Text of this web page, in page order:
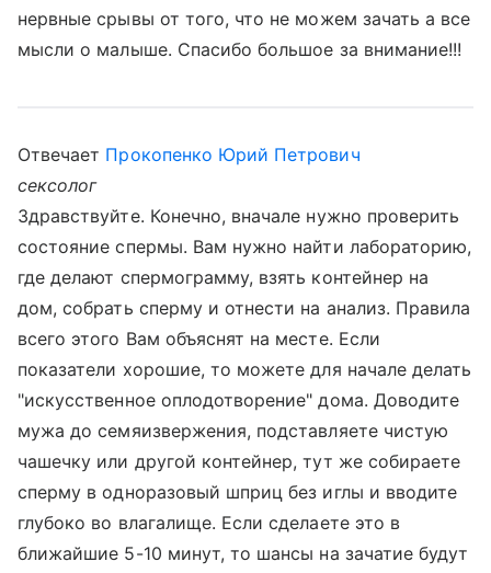
нервные срывы от того, что не можем зачать а все
мысли о малыше. Спасибо большое за внимание!!!
Отвечает Прокопенко Юрий Петрович
сексолог
Здравствуйте. Конечно, вначале нужно проверить
состояние спермы. Вам нужно найти лабораторию,
где делают спермограмму, взять контейнер на
дом, собрать сперму и отнести на анализ. Правила
всего этого Вам объяснят на месте. Если
показатели хорошие, то можете для начале делать
"искусственное оплодотворение" дома. Доводите
мужа до семяизвержения, подставляете чистую
чашечку или другой контейнер, тут же собираете
сперму в одноразовый шприц без иглы и вводите
глубоко во влагалище. Если сделаете это в
ближайшие 5-10 минут, то шансы на зачатие будут